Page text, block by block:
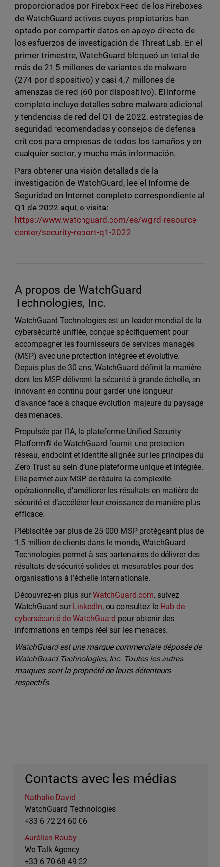
proporcionados por Firebox Feed de los Fireboxes
de WatchGuard activos cuyos propietarios han
optado por compartir datos en apoyo directo de
los esfuerzos de investigación de Threat Lab. En el
primer trimestre, WatchGuard bloqueó un total de
más de 21,5 millones de variantes de malware
(274 por dispositivo) y casi 4,7 millones de
amenazas de red (60 por dispositivo). El informe
completo incluye detalles sobre malware adicional
y tendencias de red del Q1 de 2022, estrategias de
seguridad recomendadas y consejos de defensa
críticos para empresas de todos los tamaños y en
cualquier sector, y mucha más información.
Para obtener una visión detallada de la
investigación de WatchGuard, lee el Informe de
Seguridad en Internet completo correspondiente al
Q1 de 2022 aquí, o visita:
https://www.watchguard.com/es/wgrd-resource-
center/security-report-q1-2022
A propos de WatchGuard
Technologies, Inc.
WatchGuard Technologies est un leader mondial de la
cybersécurité unifiée, conçue spécifiquement pour
accompagner les fournisseurs de services managés
(MSP) avec une protection intégrée et évolutive.
Depuis plus de 30 ans, WatchGuard définit la manière
dont les MSP délivrent la sécurité à grande échelle, en
innovant en continu pour garder une longueur
d’avance face à chaque évolution majeure du paysage
des menaces.
Propulsée par l’IA, la plateforme Unified Security
Platform® de WatchGuard fournit une protection
réseau, endpoint et identité alignée sur les principes du
Zero Trust au sein d’une plateforme unique et intégrée.
Elle permet aux MSP de réduire la complexité
opérationnelle, d’améliorer les résultats en matière de
sécurité et d’accélérer leur croissance de manière plus
efficace.
Plébiscitée par plus de 25 000 MSP protégeant plus de
1,5 million de clients dans le monde, WatchGuard
Technologies permet à ses partenaires de délivrer des
résultats de sécurité solides et mesurables pour des
organisations à l’échelle internationale.
Découvrez-en plus surWatchGuard.com, suivez
WatchGuard sur LinkedIn, ou consultez le Hub de
cybersécurité de WatchGuard pour obtenir des
informations en temps réel sur les menaces.
WatchGuard est une marque commerciale déposée de
WatchGuard Technologies, Inc. Toutes les autres
marques sont la propriété de leurs détenteurs
respectifs.
Contacts avec les médias
Nathalie David
WatchGuard Technologies
+33 6 72 24 60 06
Aurélien Rouby
We Talk Agency
+33 6 70 68 49 32